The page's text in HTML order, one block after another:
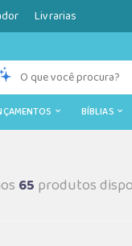
Livrarias
BÍBLIAS
65 produtos